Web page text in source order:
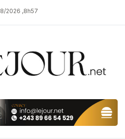
2026 ,8h57